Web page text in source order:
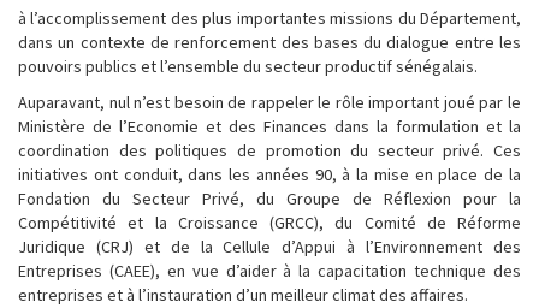
à l’accomplissement des plus importantes missions du Département,
dans un contexte de renforcement des bases du dialogue entre les
pouvoirs publics et l’ensemble du secteur productif sénégalais.
Auparavant, nul n’est besoin de rappeler le rôle important joué par le
Ministère de l’Economie et des Finances dans la formulation et la
coordination des politiques de promotion du secteur privé. Ces
initiatives ont conduit, dans les années 90, à la mise en place de la
Fondation du Secteur Privé, du Groupe de Réflexion pour la
Compétitivité et la Croissance (GRCC), du Comité de Réforme
Juridique (CRJ) et de la Cellule d’Appui à l’Environnement des
Entreprises (CAEE), en vue d’aider à la capacitation technique des
entreprises et à l’instauration d’un meilleur climat des affaires.